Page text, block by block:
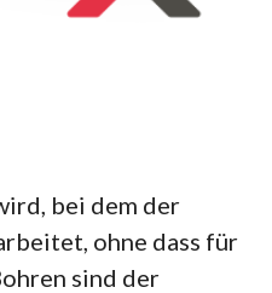
bei dem der
ohne dass für
sind der